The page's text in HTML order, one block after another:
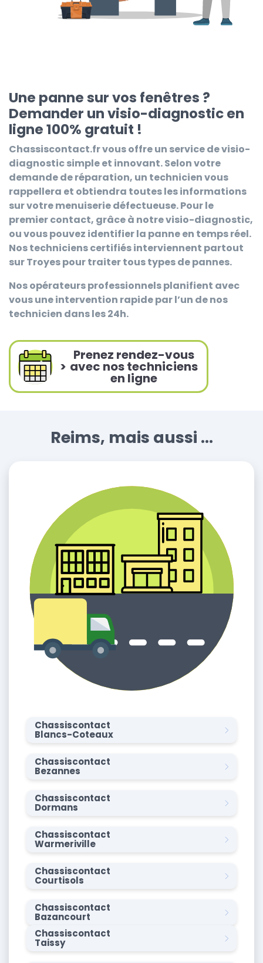
Une panne sur vos fenêtres ?
Demander un visio-diagnostic en
ligne 100% gratuit !
Chassiscontact.frvous offre un service de visio-
diagnostic simple et innovant. Selon votre
demande de réparation, un technicien vous
rappellera et obtiendra toutes les informations
sur votre menuiserie défectueuse. Pour le
premier contact, grâce à notre visio-diagnostic,
ou vous pouvez identifier la panne en temps réel.
Nos techniciens certifiés interviennent partout
sur Troyes pour traiter tous types de pannes.
Nos opérateurs professionnels planifient avec
vous une intervention rapide par l’un de nos
technicien dans les 24h.
>
Prenez rendez-vous
avec nos techniciens
en ligne
Reims, mais aussi ...
Chassiscontact
Blancs-Coteaux
Chassiscontact
Bezannes
Chassiscontact
Dormans
Chassiscontact
Warmeriville
Chassiscontact
Courtisols
Chassiscontact
Bazancourt
Chassiscontact
Taissy